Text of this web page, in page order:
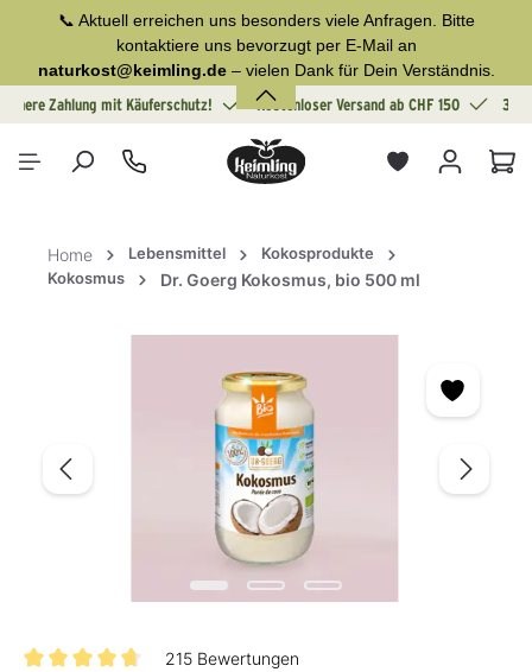
springen
📞 Aktuell erreichen uns besonders viele Anfragen. Bitte
kontaktiere uns bevorzugt per E-Mail an
naturkost@keimling.de– vielen Dank für Dein Verständnis.
Sichere Zahlung mit Käuferschutz!
Kostenloser Versand ab CHF 150 30
Home Lebensmittel
Kokosprodukte
Kokosmus
Dr. Goerg Kokosmus, bio 500 ml
215 Bewertungen